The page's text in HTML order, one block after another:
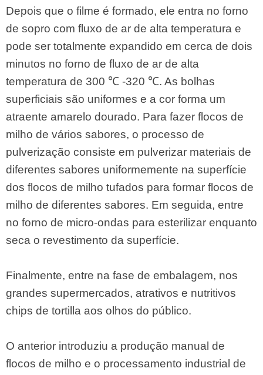
Depois que o filme é formado, ele entra no forno
de sopro com fluxo de ar de alta temperatura e
pode ser totalmente expandido em cerca de dois
minutos no forno de fluxo de ar de alta
temperatura de 300 ℃ -320 ℃. As bolhas
superficiais são uniformes e a cor forma um
atraente amarelo dourado. Para fazer flocos de
milho de vários sabores, o processo de
pulverização consiste em pulverizar materiais de
diferentes sabores uniformemente na superfície
dos flocos de milho tufados para formar flocos de
milho de diferentes sabores. Em seguida, entre
no forno de micro-ondas para esterilizar enquanto
seca o revestimento da superfície.
Finalmente, entre na fase de embalagem, nos
grandes supermercados, atrativos e nutritivos
chips de tortilla aos olhos do público.
O anterior introduziu a produção manual de
flocos de milho e o processamento industrial de